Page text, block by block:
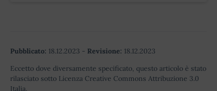
Pubblicato: 18.12.2023 - Revisione: 18.12.2023
Eccetto dove diversamente specificato, questo articolo è stato
rilasciato sotto Licenza Creative Commons Attribuzione 3.0
Italia.